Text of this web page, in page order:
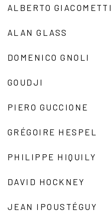
ALBERTO GIACOMETTI
ALAN GLASS
DOMENICO GNOLI
GOUDJI
PIERO GUCCIONE
GRÉGOIRE HESPEL
PHILIPPE HIQUILY
DAVID HOCKNEY
JEAN IPOUSTÉGUY